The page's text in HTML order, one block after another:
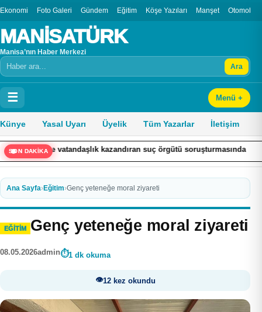
Ekonomi Foto Galeri Gündem Eğitim Köşe Yazıları Manşet Otomobil
MANİSATÜRK
Manisa’nın Haber Merkezi
Arama Ara
☰ Menü +
Künye Yasal Uyarı Üyelik Tüm Yazarlar İletişim
SON DAKİKAkazandıran suç örgütü soruşturmasında 32 şüpheli tutuklandı
Ana Sayfa›Eğitim›Genç yeteneğe moral ziyareti
EĞITIM Genç yeteneğe moral ziyareti
08.05.2026admin 1 dk okuma
12 kez okundu